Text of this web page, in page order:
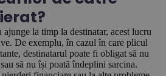
la timp la destinatar, acest lucru
De exemplu, în cazul în care plicul
destinatarul poate fi obligat să nu
să nu își poată îndeplini sarcina.